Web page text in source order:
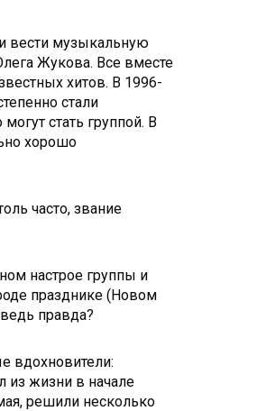
вести музыкальную
Жукова. Все вместе
хитов. В 1996-
стали
стать группой. В
хорошо
часто, звание
настрое группы и
празднике (Новом
правда?
вдохновители:
из жизни в начале
решили несколько